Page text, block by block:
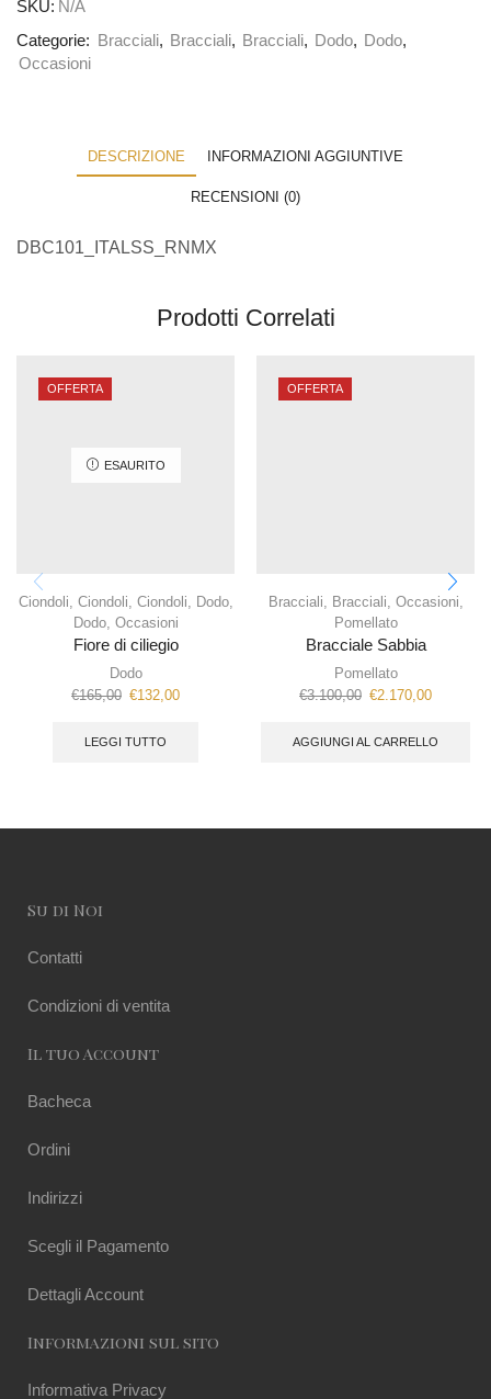
SKU: N/A
Categorie:
Bracciali, Bracciali, Bracciali, Dodo, Dodo,
Occasioni
DESCRIZIONE INFORMAZIONI AGGIUNTIVE
RECENSIONI (0)
DBC101_ITALSS_RNMX
Prodotti Correlati
OFFERTA
ESAURITO
Ciondoli Ciondoli Ciondoli Dodo,
Dodo, Occasioni
Fiore di ciliegio
Dodo
€165,00 €132,00
LEGGI TUTTO
OFFERTA
Bracciali Bracciali Occasioni
Pomellato
Bracciale Sabbia
Pomellato
€3.100,00 €2.170,00
AGGIUNGI AL CARRELLO
Su di Noi
Contatti
Condizioni di ventita
Il tuo Account
Bacheca
Ordini
Indirizzi
Scegli il Pagamento
Dettagli Account
Informazioni sul sito
Informativa Privacy